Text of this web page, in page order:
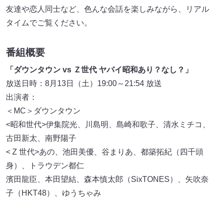
友達や恋人同士など、色んな会話を楽しみながら、リアル
タイムでご覧ください。
番組概要
「ダウンタウン vs Ｚ世代 ヤバイ昭和あり？なし？」
放送日時：8月13日（土）19:00～21:54 放送
出演者：
＜MC＞ダウンタウン
<昭和世代>伊集院光、川島明、島崎和歌子、清水ミチコ、
古田新太、南野陽子
< Z 世代>あの、池田美優、谷まりあ、都築拓紀（四千頭
身）、トラウデン都仁
濱田龍臣、本田望結、森本慎太郎（SixTONES）、矢吹奈
子（HKT48）、ゆうちゃみ